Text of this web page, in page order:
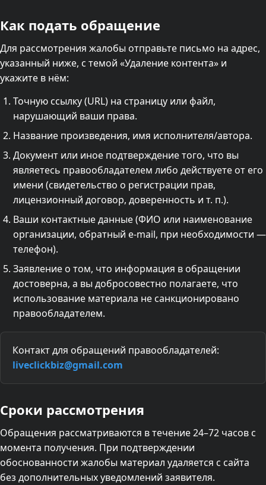
Как подать обращение
Для рассмотрения жалобы отправьте письмо на адрес,
указанный ниже, с темой «Удаление контента» и
укажите в нём:
Точную ссылку (URL) на страницу или файл,
нарушающий ваши права.
Название произведения, имя исполнителя/автора.
Документ или иное подтверждение того, что вы
являетесь правообладателем либо действуете от его
имени (свидетельство о регистрации прав,
лицензионный договор, доверенность и т. п.).
Ваши контактные данные (ФИО или наименование
организации, обратный e-mail, при необходимости —
телефон).
Заявление о том, что информация в обращении
достоверна, а вы добросовестно полагаете, что
использование материала не санкционировано
правообладателем.
Контакт для обращений правообладателей:
liveclickbiz@gmail.com
Сроки рассмотрения
Обращения рассматриваются в течение 24–72 часов с
момента получения. При подтверждении
обоснованности жалобы материал удаляется с сайта
без дополнительных уведомлений заявителя.